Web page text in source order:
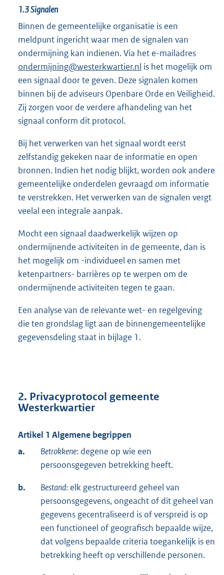
1.3Signalen
Binnen de gemeentelijke organisatie is een
meldpunt ingericht waar men de signalen van
ondermijning kan indienen. Via het e-mailadres
ondermijning@westerkwartier.nl is het mogelijk om
een signaal door te geven. Deze signalen komen
binnen bij de adviseurs Openbare Orde en Veiligheid.
Zij zorgen voor de verdere afhandeling van het
signaal conform dit protocol.
Bij het verwerken van het signaal wordt eerst
zelfstandig gekeken naar de informatie en open
bronnen. Indien het nodig blijkt, worden ook andere
gemeentelijke onderdelen gevraagd om informatie
te verstrekken. Het verwerken van de signalen vergt
veelal een integrale aanpak.
Mocht een signaal daadwerkelijk wijzen op
ondermijnende activiteiten in de gemeente, dan is
het mogelijk om -individueel en samen met
ketenpartners- barrières op te werpen om de
ondermijnende activiteiten tegen te gaan.
Een analyse van de relevante wet- en regelgeving
die ten grondslag ligt aan de binnengemeentelijke
gegevensdeling staat in bijlage 1.
2. Privacyprotocol gemeente
Westerkwartier
Artikel 1 Algemene begrippen
a.
Betrokkene: degene op wie een
persoonsgegeven betrekking heeft.
b. Bestand: elk gestructureerd geheel van
persoonsgegevens, ongeacht of dit geheel van
gegevens gecentraliseerd is of verspreid is op
een functioneel of geografisch bepaalde wijze,
dat volgens bepaalde criteria toegankelijk is en
betrekking heeft op verschillende personen.